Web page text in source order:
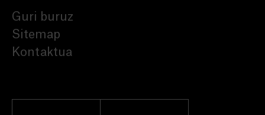
Guri buruz
Sitemap
Kontaktua